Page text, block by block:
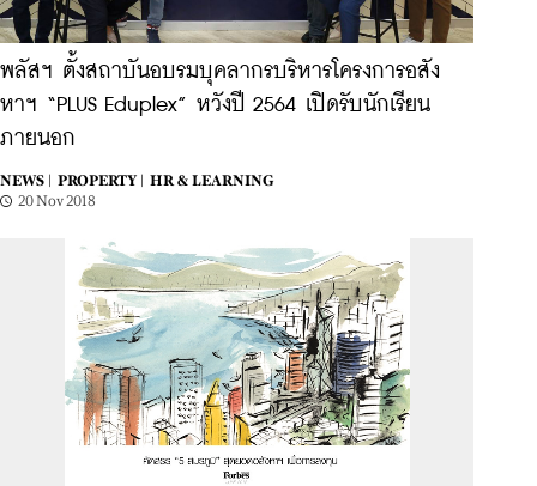
พลัสฯ ตั้งสถาบันอบรมบุคลากรบริหารโครงการอสัง
หาฯ “PLUS Eduplex” หวังปี 2564 เปิดรับนักเรียน
ภายนอก
NEWS | PROPERTY |
HR & LEARNING
20 Nov 2018